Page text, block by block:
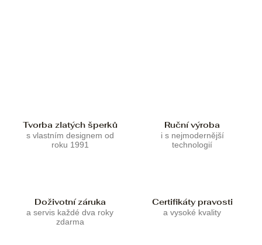
Tvorba zlatých šperků
s vlastním designem od
roku 1991
Ruční výroba
i s nejmodernější
technologií
Doživotní záruka
a servis každé dva roky
zdarma
Certifikáty pravosti
a vysoké kvality